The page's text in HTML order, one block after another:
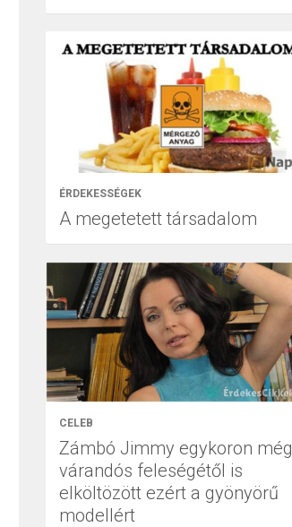
ÉRDEKESSÉGEK
A megetetett társadalom
CELEB
Zámbó Jimmy egykoron még
várandós feleségétől is
elköltözött ezért a gyönyörű
modellért